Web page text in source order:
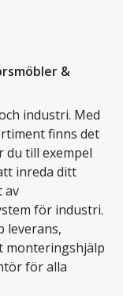
&
industri. Med
finns det
du till exempel
inreda ditt
av
för industri.
leverans,
monteringshjälp
för alla